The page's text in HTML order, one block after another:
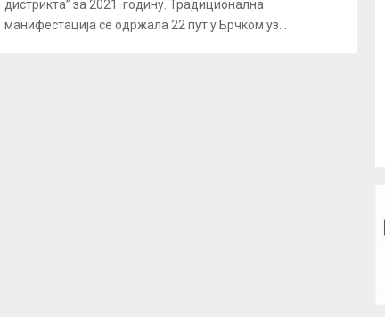
дистрикта” за 2021. годину. Традиционална
манифестација се одржала 22 пут у Брчком уз...